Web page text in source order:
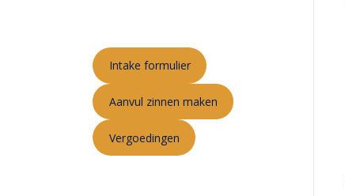
Intake formulier
Aanvul zinnen maken
Vergoedingen